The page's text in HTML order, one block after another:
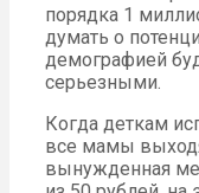
порядка 1
думать о
демографией
серьезными.
Когда деткам
все мамы
вынужденная